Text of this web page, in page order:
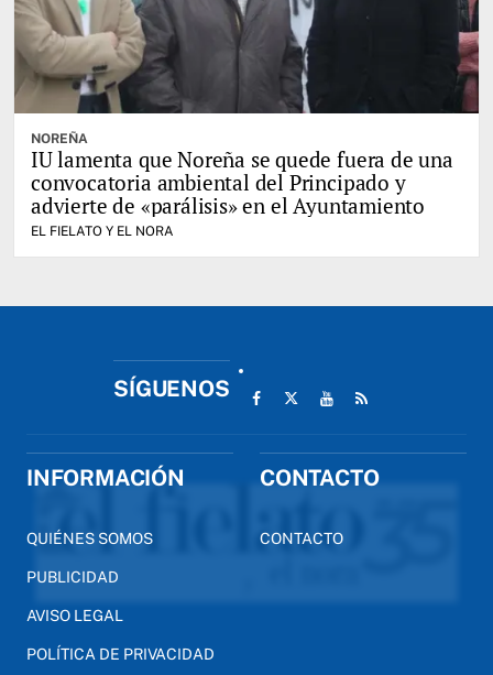
NOREÑA
IU lamenta que Noreña se quede fuera de una
convocatoria ambiental del Principado y
advierte de «parálisis» en el Ayuntamiento
EL FIELATO Y EL NORA
SÍGUENOS
INFORMACIÓN
QUIÉNES SOMOS
PUBLICIDAD
AVISO LEGAL
POLÍTICA DE PRIVACIDAD
CONTACTO
CONTACTO